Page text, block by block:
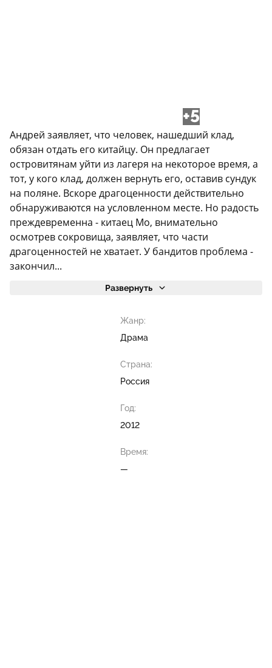
+5
Андрей заявляет, что человек, нашедший клад,
обязан отдать его китайцу. Он предлагает
островитянам уйти из лагеря на некоторое время, а
тот, у кого клад, должен вернуть его, оставив сундук
на поляне. Вскоре драгоценности действительно
обнаруживаются на условленном месте. Но радость
преждевременна - китаец Мо, внимательно
осмотрев сокровища, заявляет, что части
драгоценностей не хватает. У бандитов проблема -
закончил...
Развернуть
Жанр:
Драма
Страна:
Россия
Год:
2012
Время:
—